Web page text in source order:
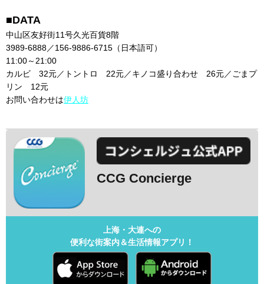
■DATA
中山区友好街11号久光百貨8階
3989-6888／156-9886-6715（日本語可）
11:00～21:00
カルビ 32元／トントロ 22元／キノコ盛り合わせ 26元／ごまプ
リン 12元
お問い合わせは伊人坊
CCG Concierge
上海・大連への
便利な街案内＆生活情報アプリ！